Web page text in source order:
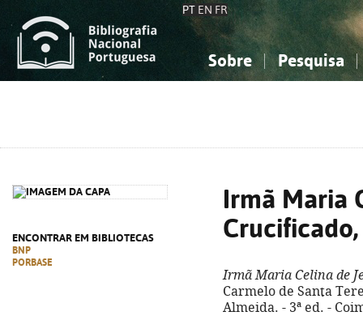
PT EN FR
Sobre Pesquisa
ENCONTRAR EM BIBLIOTECAS
BNP
PORBASE
Irmã Maria
Irmã Maria Celina de
Carmelo de Santa
Almeida. - 3ª ed. -